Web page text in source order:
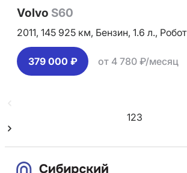
Volvo S60
2011, 145 925 км, Бензин, 1.6 л., Робот
379 000 ₽ от 4 780 ₽/месяц
123